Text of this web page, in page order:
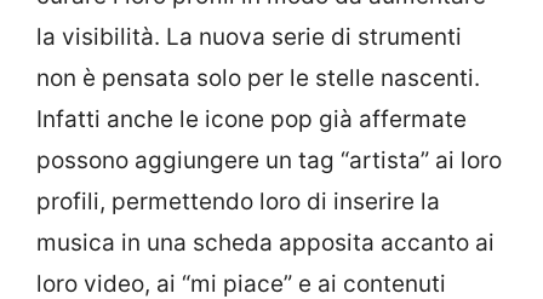
la visibilità. La nuova serie di strumenti
non è pensata solo per le stelle nascenti.
Infatti anche le icone pop già affermate
possono aggiungere un tag “artista” ai loro
profili, permettendo loro di inserire la
musica in una scheda apposita accanto ai
loro video, ai “mi piace” e ai contenuti